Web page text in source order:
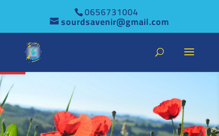
Ouvrir la barre d’outils
0656731004
sourdsavenir@gmail.com